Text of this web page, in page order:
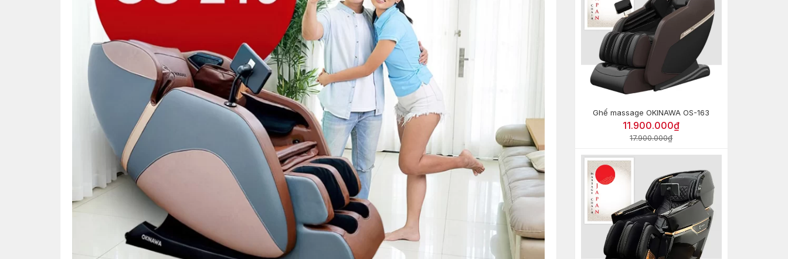
Ghế massage OKINAWA OS-163
11.900.000₫
17.900.000₫